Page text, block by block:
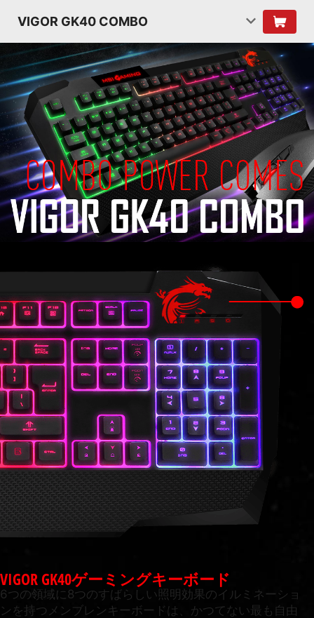
VIGOR GK40 COMBO
VIGOR GK40ゲーミングキーボード
6つの領域に8つのすばらしい照明効果のイルミネーショ
ンを持つメンブレンキーボードは、かつてない最も自由